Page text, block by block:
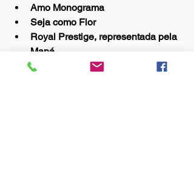
Amo Monograma
Seja como Flor
Royal Prestige, representada pela
Maná
Mosaicista Cida Carvalho